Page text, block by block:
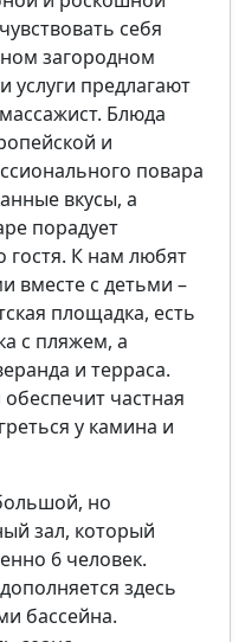
себя
загородном
услуги предлагают
Блюда
и
повара
вкусы, а
порадует
гостя. К нам любят
вместе с детьми –
площадка, есть
с пляжем, а
и терраса.
частная
у камина и
но
зал, который
6 человек.
здесь
бассейна.